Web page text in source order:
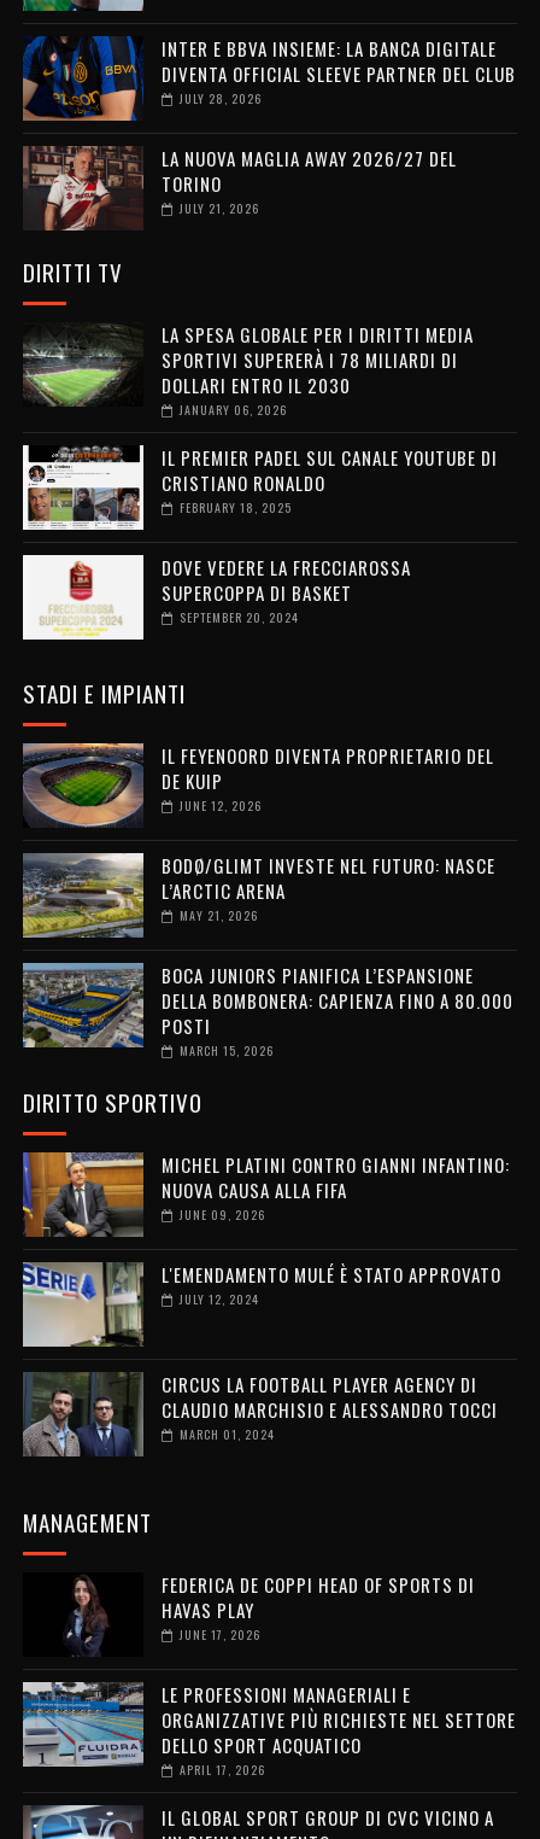
INTER E BBVA INSIEME: LA BANCA DIGITALE
DIVENTA OFFICIAL SLEEVE PARTNER DEL CLUB
JULY 28, 2026
LA NUOVA MAGLIA AWAY 2026/27 DEL
TORINO
JULY 21, 2026
DIRITTI TV
LA SPESA GLOBALE PER I DIRITTI MEDIA
SPORTIVI SUPERERÀ I 78 MILIARDI DI
DOLLARI ENTRO IL 2030
JANUARY 06, 2026
IL PREMIER PADEL SUL CANALE YOUTUBE DI
CRISTIANO RONALDO
FEBRUARY 18, 2025
DOVE VEDERE LA FRECCIAROSSA
SUPERCOPPA DI BASKET
SEPTEMBER 20, 2024
STADI E IMPIANTI
IL FEYENOORD DIVENTA PROPRIETARIO DEL
DE KUIP
JUNE 12, 2026
BODØ/GLIMT INVESTE NEL FUTURO: NASCE
L’ARCTIC ARENA
MAY 21, 2026
BOCA JUNIORS PIANIFICA L’ESPANSIONE
DELLA BOMBONERA: CAPIENZA FINO A 80.000
POSTI
MARCH 15, 2026
DIRITTO SPORTIVO
MICHEL PLATINI CONTRO GIANNI INFANTINO:
NUOVA CAUSA ALLA FIFA
JUNE 09, 2026
L'EMENDAMENTO MULÉ È STATO APPROVATO
JULY 12, 2024
CIRCUS LA FOOTBALL PLAYER AGENCY DI
CLAUDIO MARCHISIO E ALESSANDRO TOCCI
MARCH 01, 2024
MANAGEMENT
FEDERICA DE COPPI HEAD OF SPORTS DI
HAVAS PLAY
JUNE 17, 2026
LE PROFESSIONI MANAGERIALI E
ORGANIZZATIVE PIÙ RICHIESTE NEL SETTORE
DELLO SPORT ACQUATICO
APRIL 17, 2026
IL GLOBAL SPORT GROUP DI CVC VICINO A